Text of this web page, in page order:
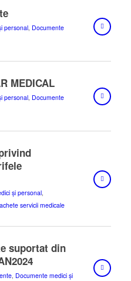
personal, Documente
MEDICAL
personal, Documente
și personal,
servicii medicale
suportat din
, Documente medici și